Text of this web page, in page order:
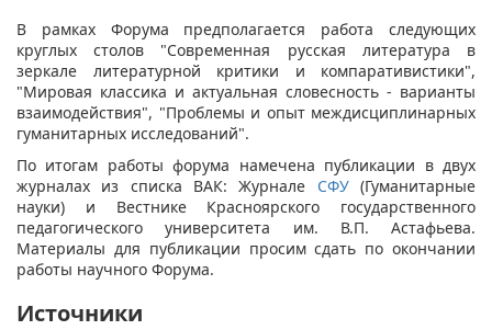
В рамках Форума предполагается работа следующих
круглых столов "Современная русская литература в
зеркале литературной критики и компаративистики",
"Мировая классика и актуальная словесность - варианты
взаимодействия", "Проблемы и опыт междисциплинарных
гуманитарных исследований".
По итогам работы форума намечена публикации в двух
журналах из списка ВАК: Журнале СФУ(Гуманитарные
науки) и Вестнике Красноярского государственного
педагогического университета им. В.П. Астафьева.
Материалы для публикации просим сдать по окончании
работы научного Форума.
Источники